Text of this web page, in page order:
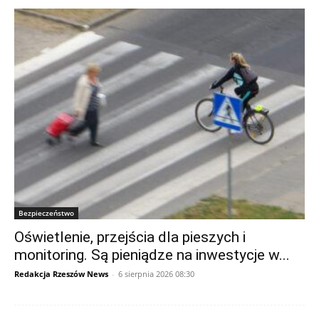
Bezpieczeństwo
Oświetlenie, przejścia dla pieszych i
monitoring. Są pieniądze na inwestycje w...
Redakcja Rzeszów News - 6 sierpnia 2026 08:30